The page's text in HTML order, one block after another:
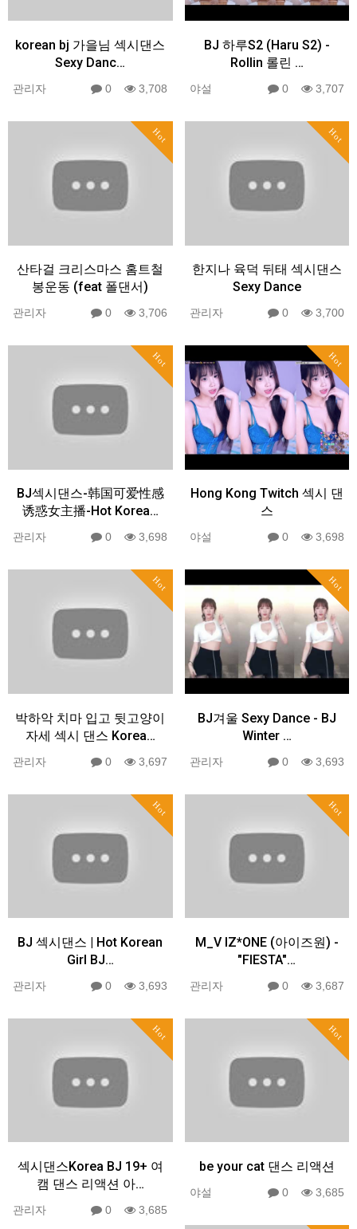
korean bj 가을님 섹시댄스
Sexy Danc…
관리자 0 3,708
BJ 하루S2 (Haru S2) -
Rollin 롤린 …
야설 0 3,707
Hot
산타걸 크리스마스 홈트철
봉운동 (feat 폴댄서)
관리자 0 3,706
Hot
한지나 육덕 뒤태 섹시댄스
Sexy Dance
관리자 0 3,700
Hot
BJ섹시댄스-韩国可爱性感
诱惑女主播-Hot Korea…
관리자 0 3,698
Hot
Hong Kong Twitch 섹시 댄
스
야설 0 3,698
Hot
박하악 치마 입고 뒷고양이
자세 섹시 댄스 Korea…
관리자 0 3,697
Hot
BJ겨울 Sexy Dance - BJ
Winter …
관리자 0 3,693
Hot
BJ 섹시댄스 | Hot Korean
Girl BJ…
관리자 0 3,693
Hot
M_V IZ*ONE (아이즈원) -
"FIESTA"…
관리자 0 3,687
Hot
섹시댄스Korea BJ 19+ 여
캠 댄스 리액션 아…
관리자 0 3,685
Hot
be your cat 댄스 리액션
야설 0 3,685